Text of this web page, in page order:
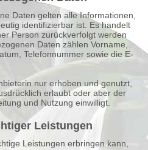
Daten gelten alle Informationen,
identifizierbar ist. Es handelt
Person zurückverfolgt werden
Daten zählen Vorname,
Telefonnummer sowie die E-
nur erhoben und genutzt,
erlaubt oder aber der
und Nutzung einwilligt.
Leistungen
Leistungen erbringen kann,